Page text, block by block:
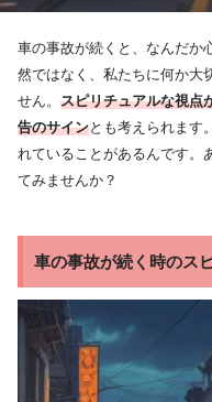
車の事故が続くと、なんだか
然ではなく、私たちに何か大
せん。 スピリチュアルな視点
告のサインとも考えられます
れていることがあるんです。
てみませんか？
車の事故が続く時のス